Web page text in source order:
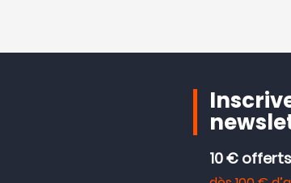
10 € offerts